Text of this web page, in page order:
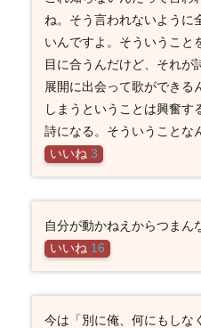
ね。そう言われないように
いんですよ。そういうこと
目に合うんだけど、それが
展開に出会って歌ができる
しまうということは興奮す
詩になる。そういうことな
いいね 3
自分が動かねえからつまん
いいね 16
今は「別に俺、何にもしな